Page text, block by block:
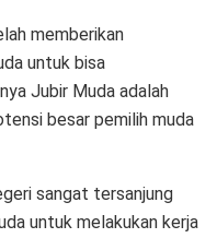
memberikan
untuk bisa
Jubir Muda adalah
besar pemilih muda
sangat tersanjung
untuk melakukan kerja